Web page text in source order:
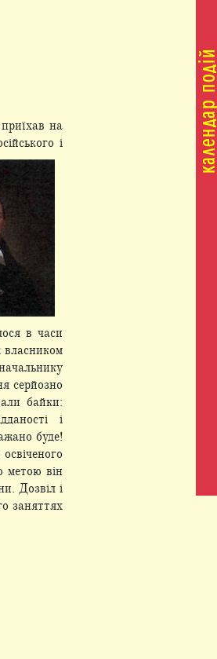
на
і
в часи
власником
серйозно
байки:
і
буде!
метою він
Дозвіл і
заняттях